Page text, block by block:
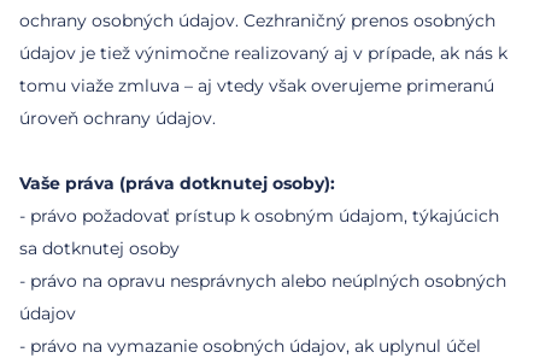
ochrany osobných údajov. Cezhraničný prenos osobných
údajov je tiež výnimočne realizovaný aj v prípade, ak nás k
tomu viaže zmluva – aj vtedy však overujeme primeranú
úroveň ochrany údajov.
Vaše práva (práva dotknutej osoby):
- právo požadovať prístup k osobným údajom, týkajúcich
sa dotknutej osoby
- právo na opravu nesprávnych alebo neúplných osobných
údajov
- právo na vymazanie osobných údajov, ak uplynul účel